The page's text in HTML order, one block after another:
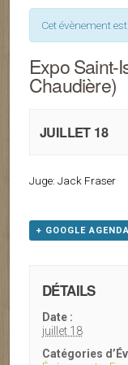
Cet évènement
Expo Saint-
Chaudière)
JUILLET 18
Juge: Jack Fraser
+ GOOGLE AGENDA
DÉTAILS
Date :
juillet 18
Catégories